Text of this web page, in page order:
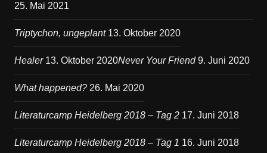
25. Mai 2021
Triptychon, ungeplant 13. Oktober 2020
Healer 13. Oktober 2020Never Your Friend 9. Juni 2020
What happened? 26. Mai 2020
Literaturcamp Heidelberg 2018 – Tag 2 17. Juni 2018
Literaturcamp Heidelberg 2018 – Tag 1 16. Juni 2018